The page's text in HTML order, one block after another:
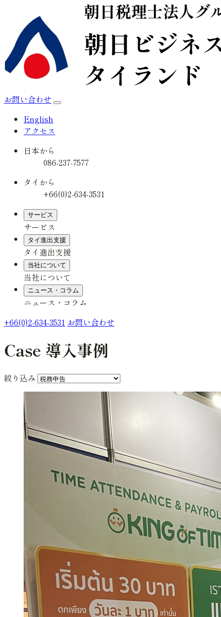
お問い合わせ
English
アクセス
日本から
086-237-7577
タイから
+66(0)2-634-3531
サービス
サービス
タイ進出支援
タイ進出支援
当社について
当社について
ニュース・コラム
ニュース・コラム
+66(0)2-634-3531 お問い合わせ
Case 導入事例
絞り込み